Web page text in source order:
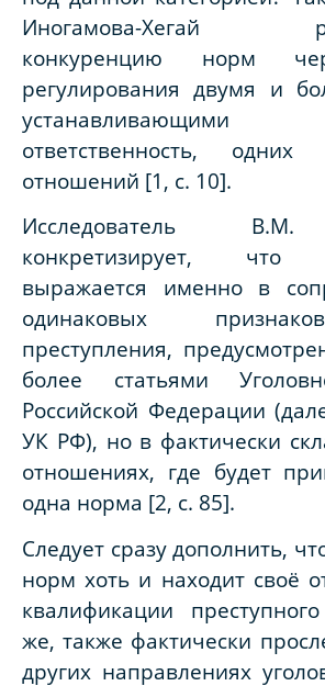
Иногамова-Хегай
конкуренцию норм
регулирования двумя и
устанавливающими
ответственность,
отношений [1, с. 10].
Исследователь
конкретизирует, что
выражается именно в
одинаковых
преступления,
более статьями
Российской Федерации
УК РФ), но в фактически
отношениях, где будет
одна норма [2, с. 85].
Следует сразу дополнить,
норм хоть и находит своё
квалификации
же, также фактически
других направлениях